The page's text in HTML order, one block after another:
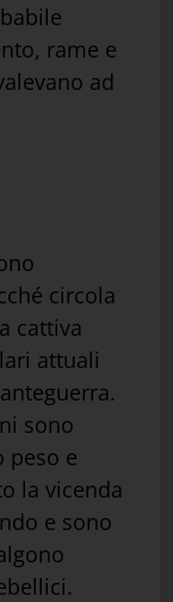
rame e
ad
circola
cattiva
attuali
sono
peso e
la vicenda
e sono